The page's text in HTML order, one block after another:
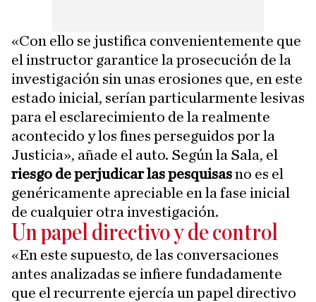
«Con ello se justifica convenientemente que
el instructor garantice la prosecución de la
investigación sin unas erosiones que, en este
estado inicial, serían particularmente lesivas
para el esclarecimiento de la realmente
acontecido y los fines perseguidos por la
Justicia», añade el auto. Según la Sala, el
riesgo de perjudicar las pesquisasno es el
genéricamente apreciable en la fase inicial
de cualquier otra investigación.
Un papel directivo y de control
«En este supuesto, de las conversaciones
antes analizadas se infiere fundadamente
que el recurrente ejercía un papel directivo